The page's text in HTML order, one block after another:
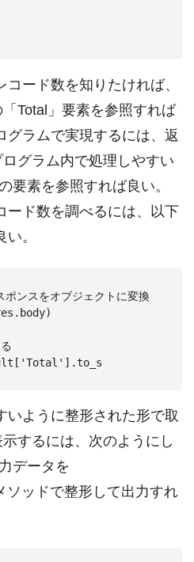
ード数を知りたければ、
Total」要素を参照すれば
グラムで実現するには、返
グラム内で処理しやすい
要素を参照すれば良い。
ード数を調べるには、以下
。
ポンスをオブジェクトに変換
ように整形された形で取
するには、次のようにし
データを
ソッドで整形して出力すれ